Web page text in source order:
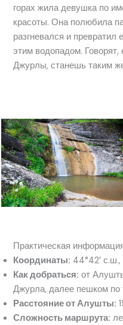
горах жила девушка по
красоты. Она полюбила
разгневался и превратил
этим водопадом. Говорят,
Джурлы, станешь таким
Практическая
Координаты: 44°42′ с.ш.,
Как добраться: от
Джурла, далее пешком по
Расстояние от Алушты:
Сложность маршрута: